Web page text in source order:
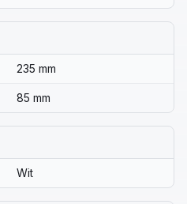
235 mm
85 mm
Wit